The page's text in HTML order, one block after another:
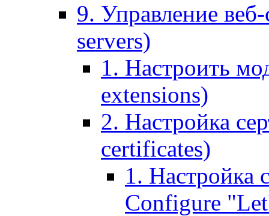
9. Управление
servers)
1. Настроить
extensions)
2. Настройка
certificates)
1. Настройка
Configure